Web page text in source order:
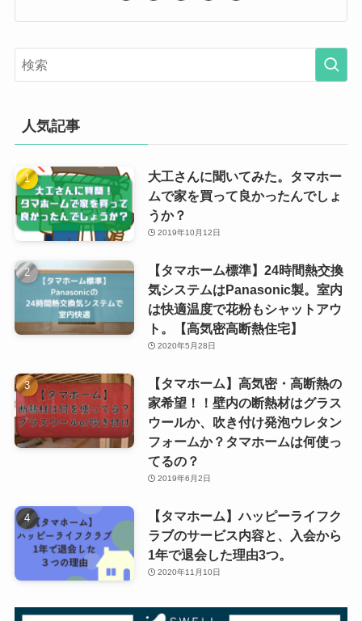
人気記事
大工さんに聞いてみた。タマホー
ムで家を買って良かったんでしょ
うか？
2019年10月12日
【タマホーム標準】24時間熱交換
気システムはPanasonic製。室内
は快適温度で花粉もシャットアウ
ト。【高気密高断熱住宅】
2020年5月28日
【タマホーム】高気密・高断熱の
家希望！！壁内の断熱材はグラス
ウールか、吹き付け発泡ウレタン
フォームか？タマホームは何使っ
てるの？
2019年6月2日
【タマホーム】ハッピーライフク
ラブのサービス内容と、入会から
1年で退会した理由3つ。
2020年11月10日